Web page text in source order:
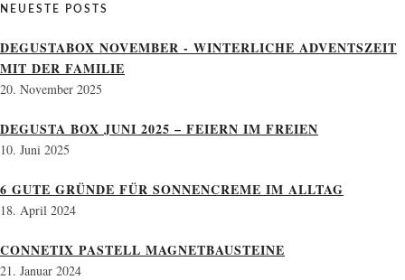
NEUESTE POSTS
DEGUSTABOX NOVEMBER - WINTERLICHE ADVENTSZEIT
MIT DER FAMILIE
20. November 2025
DEGUSTA BOX JUNI 2025 – FEIERN IM FREIEN
10. Juni 2025
6 GUTE GRÜNDE FÜR SONNENCREME IM ALLTAG
18. April 2024
CONNETIX PASTELL MAGNETBAUSTEINE
21. Januar 2024